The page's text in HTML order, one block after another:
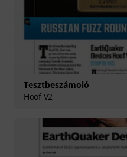
Tesztbeszámoló
Hoof V2